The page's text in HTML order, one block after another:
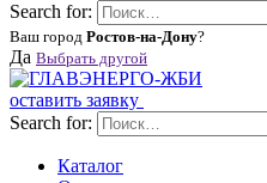
Search for:
Ваш город Ростов-на-Дону?
Да Выбрать другой
оставить заявку
Search for:
Каталог